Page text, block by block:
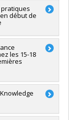
Dupéré
en sciences
début de
en sciences
les 15-18